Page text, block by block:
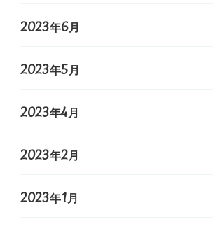
2023年6月
2023年5月
2023年4月
2023年2月
2023年1月